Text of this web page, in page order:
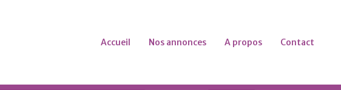
Accueil Nos annonces A propos Contact